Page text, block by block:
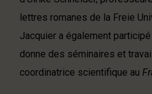
lettres romanes de la Freie
Jacquier a également
donne des séminaires et
coordinatrice scientifique au